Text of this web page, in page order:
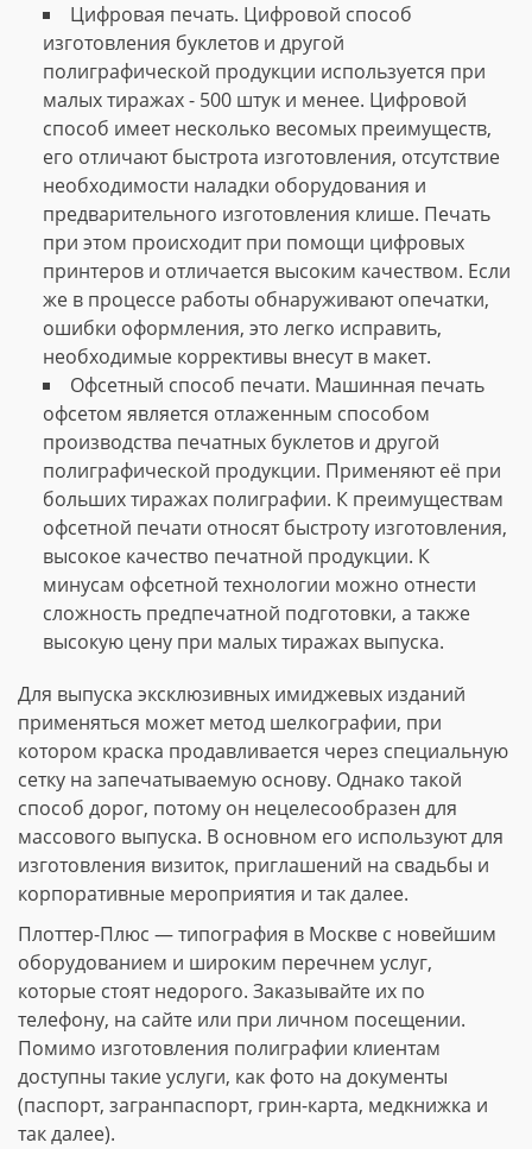
Цифровая печать. Цифровой способ
изготовления буклетов и другой
полиграфической продукции используется при
малых тиражах - 500 штук и менее. Цифровой
способ имеет несколько весомых преимуществ,
его отличают быстрота изготовления, отсутствие
необходимости наладки оборудования и
предварительного изготовления клише. Печать
при этом происходит при помощи цифровых
принтеров и отличается высоким качеством. Если
же в процессе работы обнаруживают опечатки,
ошибки оформления, это легко исправить,
необходимые коррективы внесут в макет.
Офсетный способ печати. Машинная печать
офсетом является отлаженным способом
производства печатных буклетов и другой
полиграфической продукции. Применяют её при
больших тиражах полиграфии. К преимуществам
офсетной печати относят быстроту изготовления,
высокое качество печатной продукции. К
минусам офсетной технологии можно отнести
сложность предпечатной подготовки, а также
высокую цену при малых тиражах выпуска.
Для выпуска эксклюзивных имиджевых изданий
применяться может метод шелкографии, при
котором краска продавливается через специальную
сетку на запечатываемую основу. Однако такой
способ дорог, потому он нецелесообразен для
массового выпуска. В основном его используют для
изготовления визиток, приглашений на свадьбы и
корпоративные мероприятия и так далее.
Плоттер-Плюс — типография в Москве с новейшим
оборудованием и широким перечнем услуг,
которые стоят недорого. Заказывайте их по
телефону, на сайте или при личном посещении.
Помимо изготовления полиграфии клиентам
доступны такие услуги, как фото на документы
(паспорт, загранпаспорт, грин-карта, медкнижка и
так далее).